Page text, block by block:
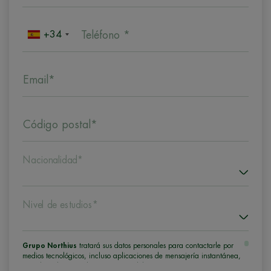
+34 Teléfono *
Email*
Código postal*
Nacionalidad*
Nivel de estudios*
Grupo Northius tratará sus datos personales para contactarle por
medios tecnológicos, incluso aplicaciones de mensajería instantánea,